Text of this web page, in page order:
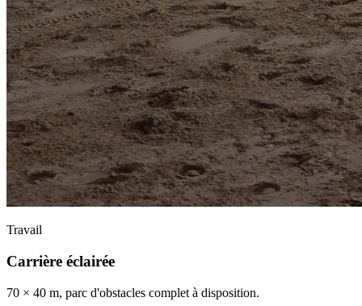
Travail
Carrière éclairée
70 × 40 m, parc d'obstacles complet à disposition.